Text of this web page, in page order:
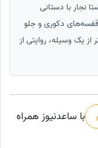
نجار با دستانی
دکوری و جلو
یک وسیله، روایتی از
با ساعدنیوز همراه